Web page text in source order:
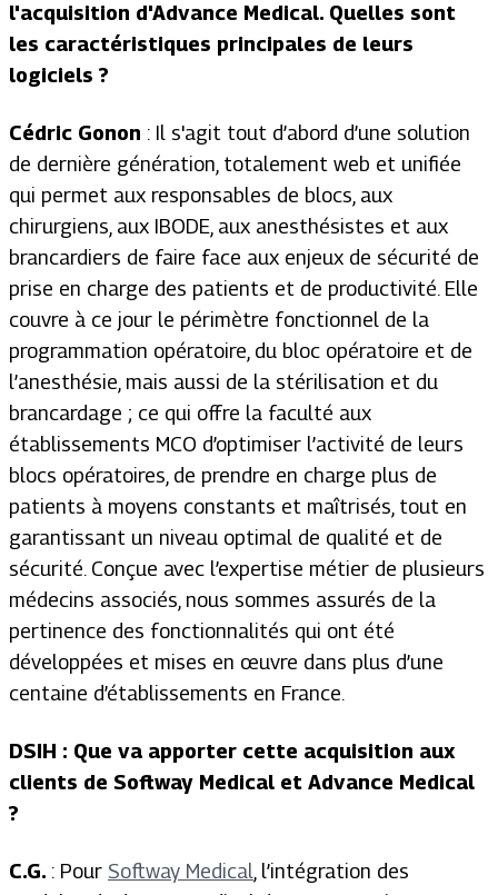
l'acquisition d'Advance Medical. Quelles sont
les caractéristiques principales de leurs
logiciels ?
Cédric Gonon : Il s'agit tout d’abord d’une solution
de dernière génération, totalement web et unifiée
qui permet aux responsables de blocs, aux
chirurgiens, aux IBODE, aux anesthésistes et aux
brancardiers de faire face aux enjeux de sécurité de
prise en charge des patients et de productivité. Elle
couvre à ce jour le périmètre fonctionnel de la
programmation opératoire, du bloc opératoire et de
l’anesthésie, mais aussi de la stérilisation et du
brancardage ; ce qui offre la faculté aux
établissements MCO d’optimiser l’activité de leurs
blocs opératoires, de prendre en charge plus de
patients à moyens constants et maîtrisés, tout en
garantissant un niveau optimal de qualité et de
sécurité. Conçue avec l’expertise métier de plusieurs
médecins associés, nous sommes assurés de la
pertinence des fonctionnalités qui ont été
développées et mises en œuvre dans plus d’une
centaine d’établissements en France.
DSIH : Que va apporter cette acquisition aux
clients de Softway Medical et Advance Medical
?
C.G. : Pour Softway Medical , l’intégration des